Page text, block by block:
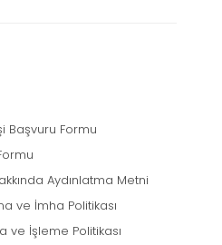
Başvuru Formu
Aydınlatma Metni
ve İmha Politikası
ve İşleme Politikası